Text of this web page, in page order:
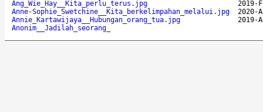
Ang_Wie_Hay__Kita_perlu_terus.jpg
2019-
Anne-Sophie_Swetchine__Kita_berkelimpahan_melalui.jpg
2020-
Annie_Kartawijaya__Hubungan_orang_tua.jpg
2019-
Anonim__Jadilah_seorang_